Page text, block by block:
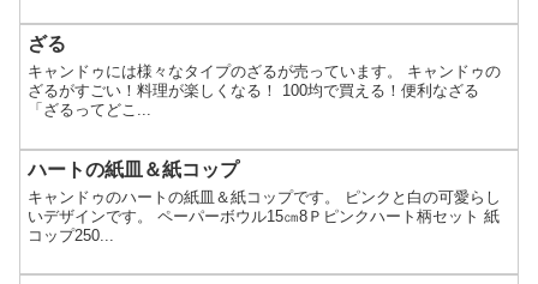
ざる
キャンドゥには様々なタイプのざるが売っています。 キャンドゥの
ざるがすごい！料理が楽しくなる！ 100均で買える！便利なざる
「ざるってどこ...
ハートの紙皿＆紙コップ
キャンドゥのハートの紙皿＆紙コップです。 ピンクと白の可愛らし
いデザインです。 ペーパーボウル15㎝8Ｐピンクハート柄セット 紙
コップ250...